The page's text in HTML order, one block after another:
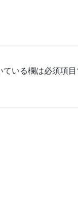
ている欄は必須項目